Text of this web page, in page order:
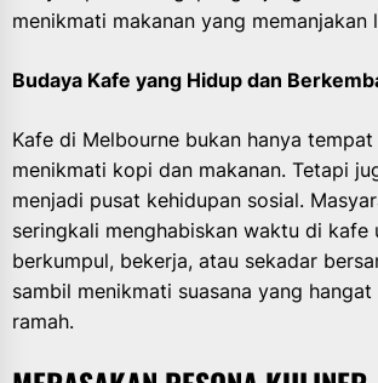
menikmati makanan yang memanjakan
Budaya Kafe yang Hidup dan
Kafe di Melbourne bukan hanya
menikmati kopi dan makanan. Tetapi
menjadi pusat kehidupan sosial.
seringkali menghabiskan waktu di kafe
berkumpul, bekerja, atau sekadar
sambil menikmati suasana yang hangat
ramah.